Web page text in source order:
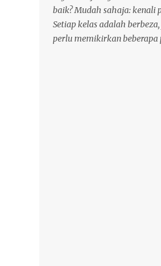
Eropah yang diterima. Walau
bagaimanapun, keteraturan
kesederhanaan yang
baik? Mudah sahaja: kenali
Setiap kelas adalah
perlu memikirkan beberapa